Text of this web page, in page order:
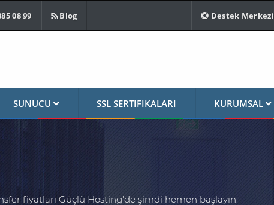
08 99 Blog Destek Merkezi
SUNUCU SSL SERTIFIKALARI KURUMSAL
fiyatları Güçlü Hosting'de şimdi hemen başlayın.